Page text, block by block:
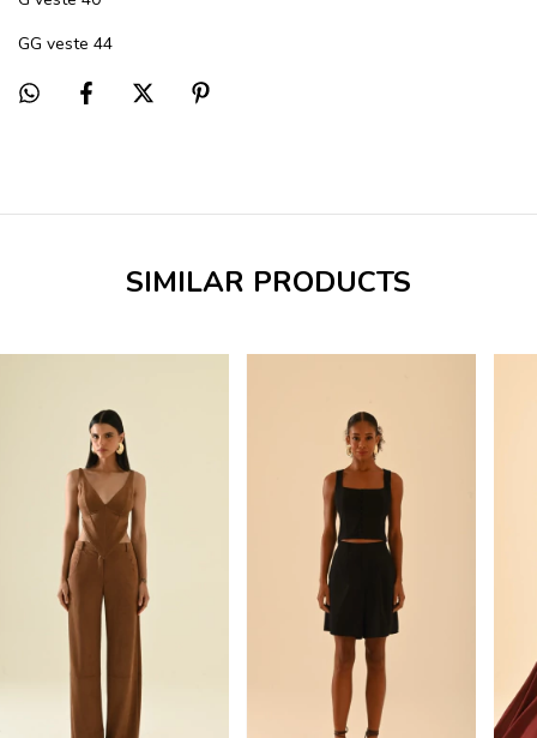
GG veste 44
SIMILAR PRODUCTS